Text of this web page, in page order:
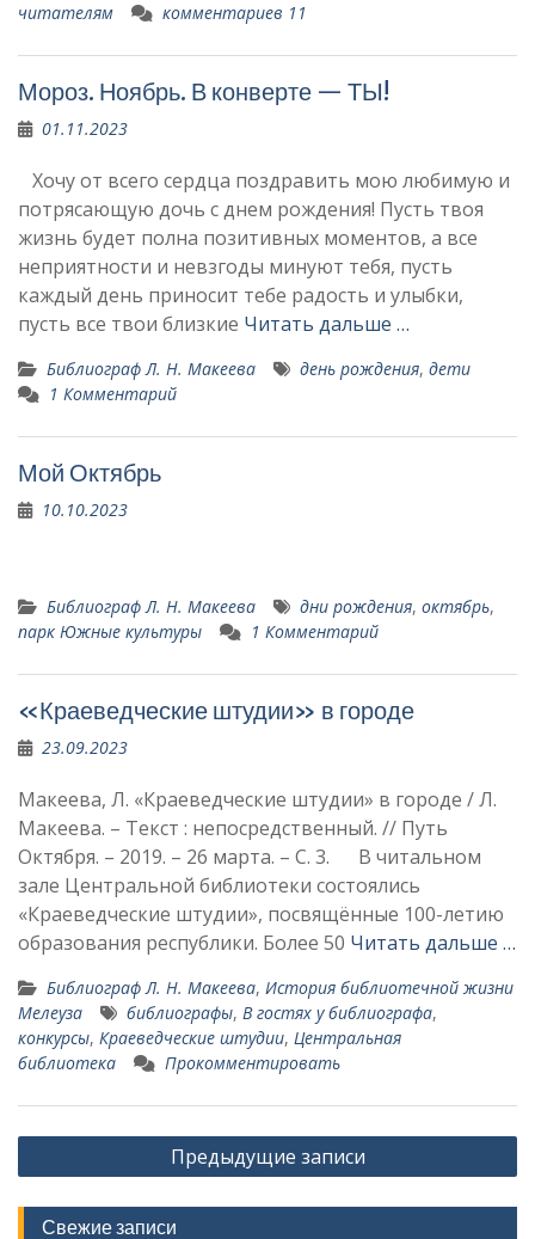
читателям
комментариев 11
Мороз. Ноябрь. В конверте — ТЫ!
01.11.2023
Хочу от всего сердца поздравить мою любимую и
потрясающую дочь с днем рождения! Пусть твоя
жизнь будет полна позитивных моментов, а все
неприятности и невзгоды минуют тебя, пусть
каждый день приносит тебе радость и улыбки,
пусть все твои близкие Читать дальше …
Библиограф Л. Н. Макеева день рождения, дети
1 Комментарий
Мой Октябрь
10.10.2023
Библиограф Л. Н. Макеева дни рождения, октябрь,
парк Южные культуры
1 Комментарий
«Краеведческие штудии» в городе
23.09.2023
Макеева, Л. «Краеведческие штудии» в городе / Л.
Макеева. – Текст : непосредственный. // Путь
Октября. – 2019. – 26 марта. – С. 3. В читальном
зале Центральной библи­отеки состоялись
«Краеведческие штудии», посвящённые 100-летию
об­разования республики. Более 50 Читать дальше …
Библиограф Л. Н. Макеева, История библиотечной жизни
Мелеуза
библиографы, В гостях у библиографа,
конкурсы, Краеведческие штудии, Центральная
библиотека
Прокомментировать
Навигация
по
записям
Предыдущие записи
Свежие записи